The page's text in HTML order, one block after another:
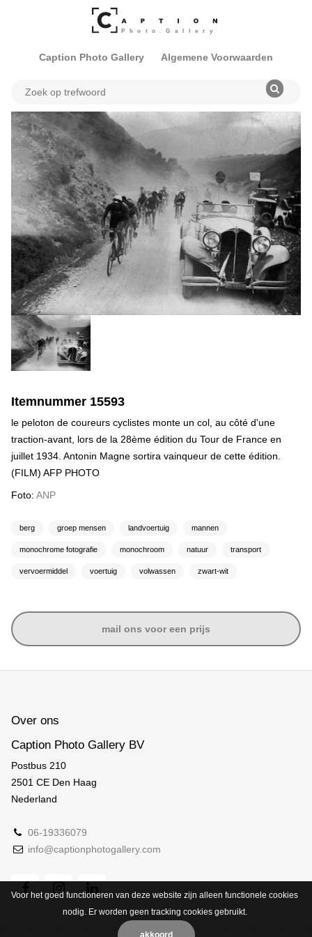
Caption Photo Gallery Algemene Voorwaarden
Itemnummer 15593
le peloton de coureurs cyclistes monte un col, au côté d'une
traction-avant, lors de la 28ème édition du Tour de France en
juillet 1934. Antonin Magne sortira vainqueur de cette édition.
(FILM) AFP PHOTO
Foto: ANP
berg groep mensen landvoertuig mannen
monochrome fotografie monochroom natuur transport
vervoermiddel voertuig volwassen zwart-wit
mail ons voor een prijs
Over ons
Caption Photo Gallery BV
Postbus 210
2501 CE Den Haag
Nederland
06-19336079
info@captionphotogallery.com
Voor het goed functioneren van deze website zijn alleen functionele cookies
nodig. Er worden geen tracking cookies gebruikt.
akkoord